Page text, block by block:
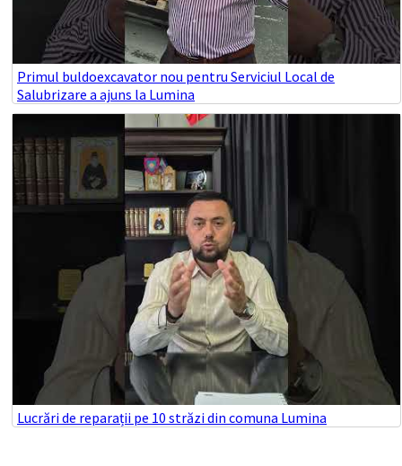
Primul buldoexcavator nou pentru Serviciul Local de
Salubrizare a ajuns la Lumina
Lucrări de reparații pe 10 străzi din comuna Lumina